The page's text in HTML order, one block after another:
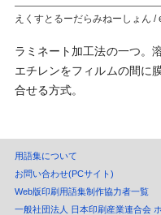
えくすとるーだらみねーしょん
ラミネート加工法の一つ。
エチレンをフィルムの間に
合せる方式。
用語集について
お問い合わせ(PCサイト)
Web版印刷用語集制作協力者一覧
一般社団法人 日本印刷産業連合会